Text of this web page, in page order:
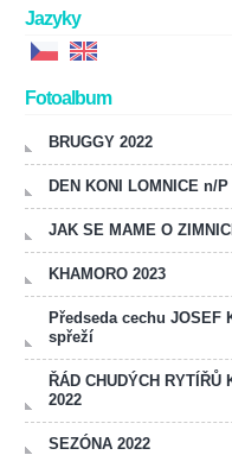
Jazyky
Fotoalbum
BRUGGY 2022
DEN KONI LOMNICE n/P
JAK SE MAME O
KHAMORO 2023
Předseda cechu JOSEF
spřeží
ŘÁD CHUDÝCH
2022
SEZÓNA 2022